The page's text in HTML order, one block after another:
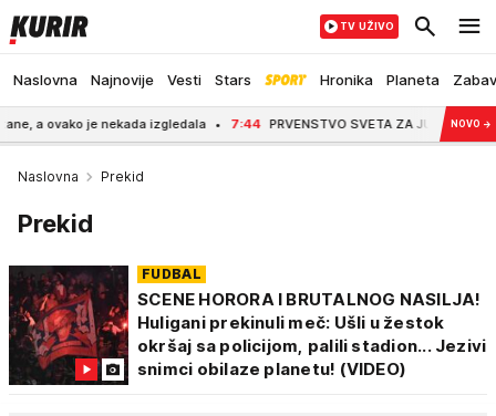
Naslovna Najnovije Vesti Stars Hronika Planeta
TV UŽIVO
je nekada izgledala 7:44 PRVENSTVO SVETA ZA JUNIORE: Ćatović
NOVO →
Naslovna Prekid
Prekid
FUDBAL
SCENE HORORA I BRUTALNOG NASILJA!
Huligani prekinuli meč: Ušli u žestok
okršaj sa policijom, palili stadion... Jezivi
snimci obilaze planetu! (VIDEO)